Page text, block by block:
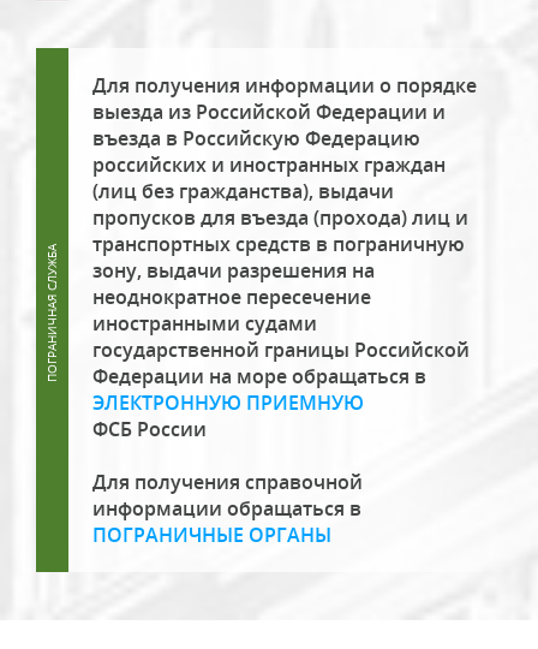
Для получения информации о порядке
выезда из Российской Федерации и
въезда в Российскую Федерацию
российских и иностранных граждан
(лиц без гражданства), выдачи
пропусков для въезда (прохода) лиц и
транспортных средств в пограничную
зону, выдачи разрешения на
неоднократное пересечение
иностранными судами
государственной границы Российской
Федерации на море обращаться в
ЭЛЕКТРОННУЮ ПРИЕМНУЮ
ФСБ России
Для получения справочной
информации обращаться в
ПОГРАНИЧНЫЕ ОРГАНЫ